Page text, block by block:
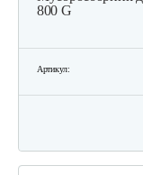
800 G
Артикул: